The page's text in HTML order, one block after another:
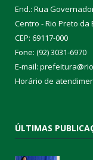
End.: Rua
Centro - Rio Preto da
CEP: 69117-000
Fone: (92) 3031-6970
E-mail:
Horário de
ÚLTIMAS